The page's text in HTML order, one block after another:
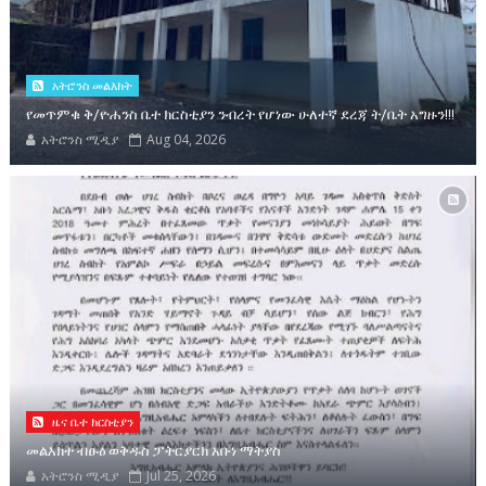
አትሮንስ መልእክት
የመጥምቁ ቅ/ዮሐንስ ቤተ ክርስቲያን ንብረት የሆነው ሁለተኛ ደረጃ ት/ቤት አግዙን!!!
አትሮንስ ሚዲያ Aug 04, 2026
ዜና ቤተ ክርስቲያን
መልእክተ ብፁዕ ወቅዱስ ፓትርያርክ አቡነ ማትያስ
አትሮንስ ሚዲያ Jul 25, 2026